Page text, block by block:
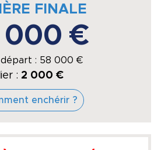
FINALE
000 €
: 58 000 €
: 2 000 €
enchérir ?